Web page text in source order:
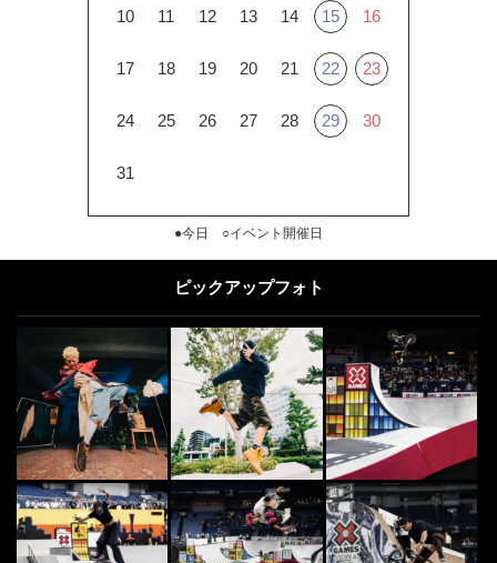
10 11 12 13 14 15 16
17 18 19 20 21 22 23
24 25 26 27 28 29 30
31
●今日 ○イベント開催日
ピックアップフォト